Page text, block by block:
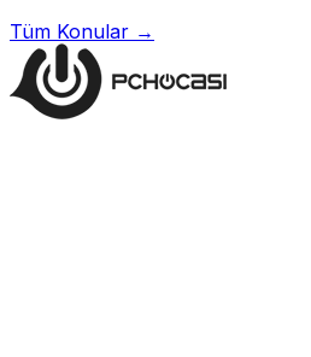
Tüm Konular →